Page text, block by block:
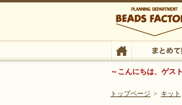
ビーズファクトリー
ビーズ・アクセサリ
～こんにちは、ゲス
トップページ > キット